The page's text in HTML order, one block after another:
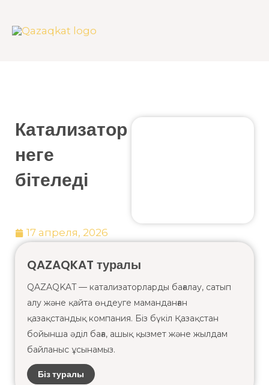
Катализатор
неге
бітеледі
17 апреля, 2026
QAZAQKAT туралы
QAZAQKAT — катализаторларды бағалау, сатып
алу және қайта өңдеуге маманданған
қазақстандық компания. Біз бүкіл Қазақстан
бойынша әділ баға, ашық қызмет және жылдам
байланыс ұсынамыз.
Біз туралы